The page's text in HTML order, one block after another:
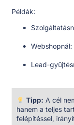
Példák:
Webshopnál:
Lead-
Tipp: A cél
hanem a teljes
felépítéssel,